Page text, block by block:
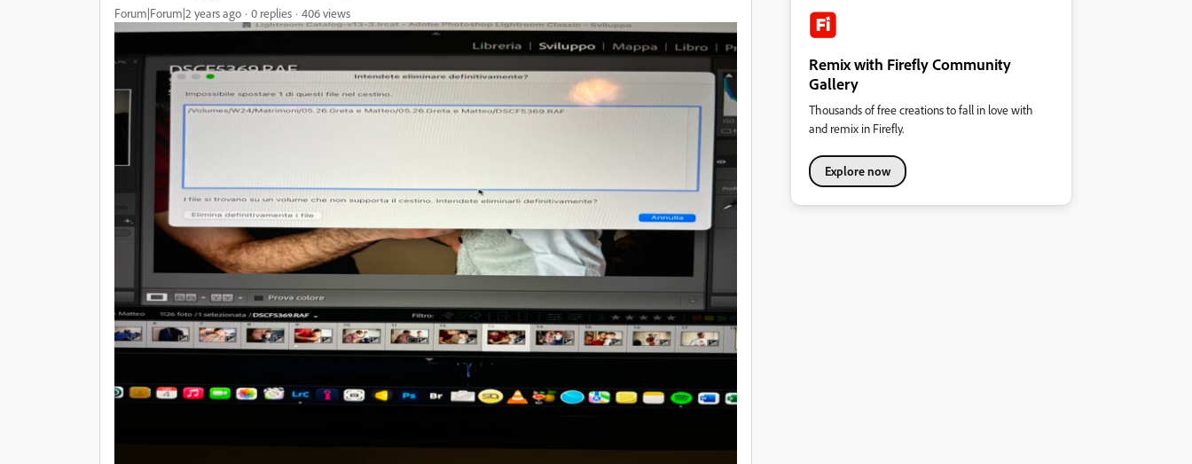
Forum|Forum|2 years ago 0 replies 406 views
Remix with Firefly Community
Gallery
Thousands of free creations to fall in love with
and remix in Firefly.
Explore now